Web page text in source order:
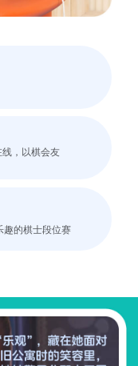
，以棋会友
趣的棋士段位赛